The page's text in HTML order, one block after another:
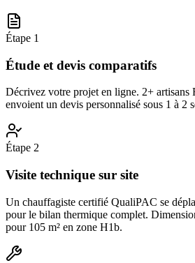
Étape 1
Étude et devis comparatifs
Décrivez votre projet en ligne. 2+
envoient un devis personnalisé sous 1 à 2
Étape 2
Visite technique sur site
Un chauffagiste certifié QualiPAC se
pour le bilan thermique complet.
pour 105 m² en zone H1b.